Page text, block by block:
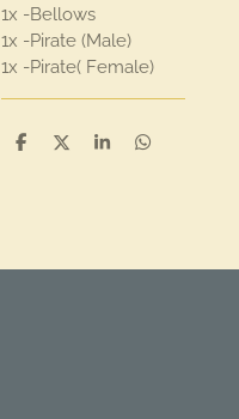
1x -Bellows
1x -Pirate (Male)
1x -Pirate( Female)
D
D
S
D